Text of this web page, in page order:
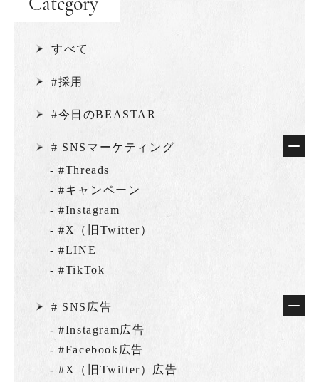
Category
すべて
#採用
#今日のBEASTAR
# SNSマーケティング
- #Threads
- #キャンペーン
- #Instagram
- #X（旧Twitter）
- #LINE
- #TikTok
# SNS広告
- #Instagram広告
- #Facebook広告
- #X（旧Twitter）広告